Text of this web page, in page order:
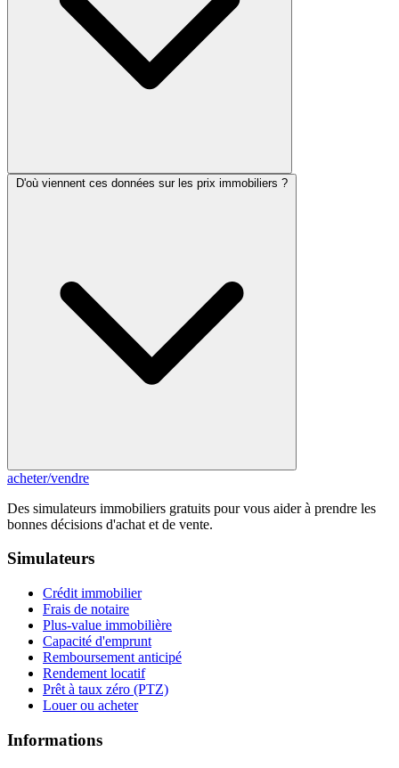
D'où viennent ces données sur les prix immobiliers ?
acheter/vendre
Des simulateurs immobiliers gratuits pour vous aider à prendre les
bonnes décisions d'achat et de vente.
Simulateurs
Crédit immobilier
Frais de notaire
Plus-value immobilière
Capacité d'emprunt
Remboursement anticipé
Rendement locatif
Prêt à taux zéro (PTZ)
Louer ou acheter
Informations